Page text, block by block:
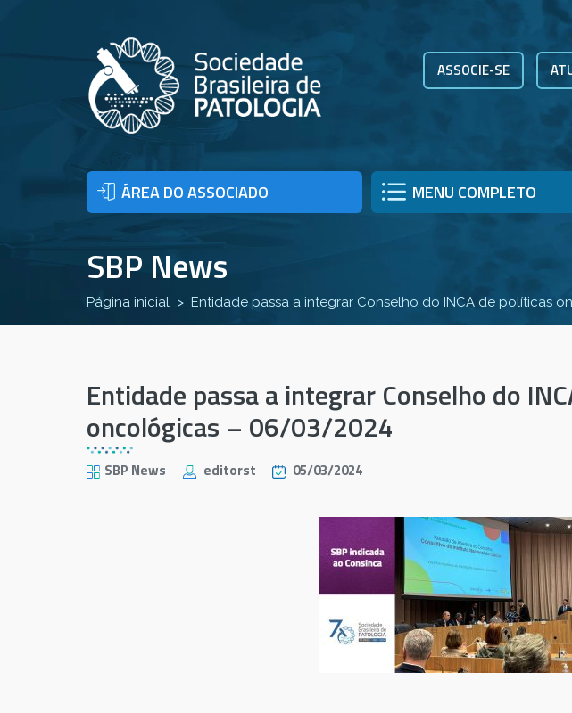
ASSOCIE-SE
ÁREA DO ASSOCIADO MENU COMPLETO
SBP News
Página inicial Entidade passa a integrar Conselho do INCA de políticas
Entidade passa a integrar Conselho do
oncológicas – 06/03/2024
SBP News editorst 05/03/2024